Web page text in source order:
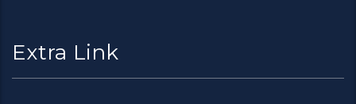
Extra Link